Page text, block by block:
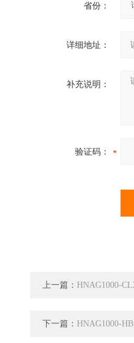
省份：
详细地址：
补充说明：
验证码：
上一篇： HNAG1000-
下一篇： HNAG1000-